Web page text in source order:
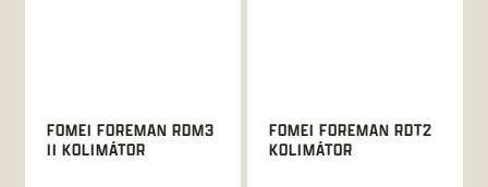
FOMEI FOREMAN RDM3
II KOLIMÁTOR
FOMEI FOREMAN RDT2
KOLIMÁTOR